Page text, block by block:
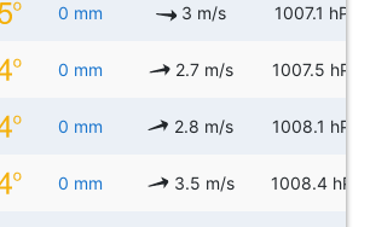
0 mm 3 m/s 1007.1 hPa
0 mm 2.7 m/s 1007.5 hPa
0 mm 2.8 m/s 1008.1 hPa
0 mm 3.5 m/s 1008.4 hPa